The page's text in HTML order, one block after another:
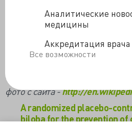
Аналитические
медицины
Аккредитация врача
Все возможности
В заключении – при
экстракт гинкго (GBE) не
прогрессирования уровня
не защитил от снижения
количество инсультов и ТИА,
верификации.
фото с сайта -http://
A randomized placebo-
biloba for the prevention of